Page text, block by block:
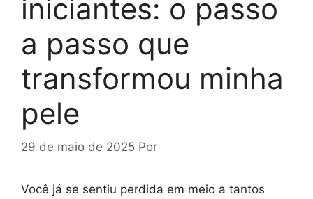
iniciantes: o passo
a passo que
transformou minha
pele
29 de maio de 2025 Por
Você já se sentiu perdida em meio a tantos